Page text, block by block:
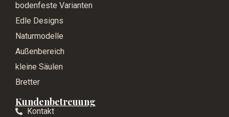
bodenfeste Varianten
Edle Designs
Naturmodelle
Außenbereich
kleine Säulen
Bretter
Kundenbetreuung
Kontakt